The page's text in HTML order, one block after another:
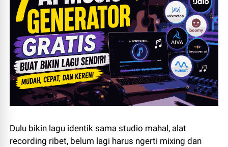
Dulu bikin lagu identik sama studio mahal, alat
recording ribet, belum lagi harus ngerti mixing dan